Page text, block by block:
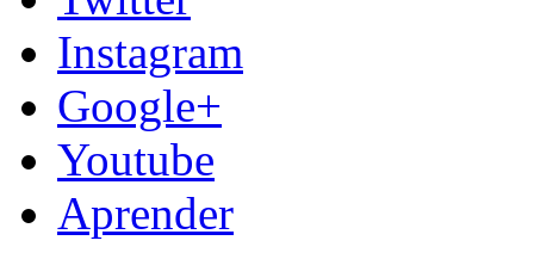
Instagram
Google+
Youtube
Aprender